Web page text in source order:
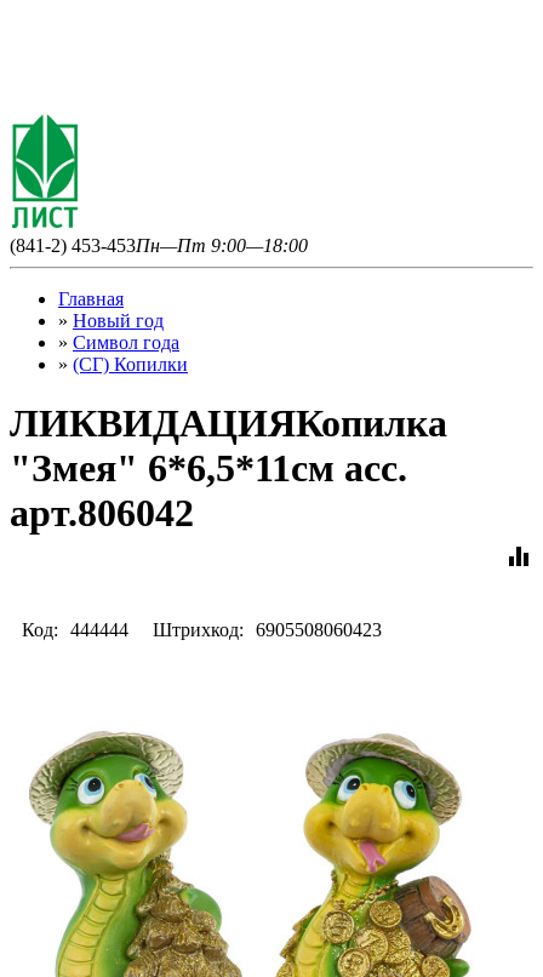
(841-2) 453-453Пн—Пт 9:00—18:00
Главная
» Новый год
» Символ года
» (СГ) Копилки
ЛИКВИДАЦИЯКопилка
"Змея" 6*6,5*11см асс.
арт.806042
equalizer
Код: 444444 Штрихкод: 6905508060423